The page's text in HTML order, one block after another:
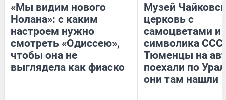
«Мы видим нового
Нолана»: с каким
настроем нужно
смотреть «Одиссею»,
чтобы она не
выглядела как фиаско
Музей
церковь с
самоцветами и
символика
Тюменцы на
поехали по
они там нашли